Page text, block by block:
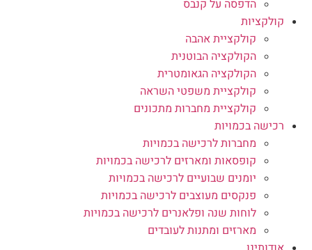
הדפסה על קנבס
קולקציות
קולקציית אהבה
הקולקציה הבוטנית
הקולקציה הגאומטרית
קולקציית משפטי השראה
קולקציית מחברות מתכונים
רכישה בכמויות
מחברות לרכישה בכמויות
קופסאות ומארזים לרכישה בכמויות
יומנים שבועיים לרכישה בכמויות
פנקסים מעוצבים לרכישה בכמויות
לוחות שנה ופלאנרים לרכישה בכמויות
מארזים ומתנות לעובדים